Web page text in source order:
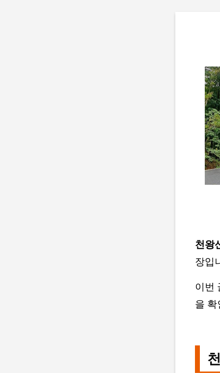
천왕
장입
이번
을